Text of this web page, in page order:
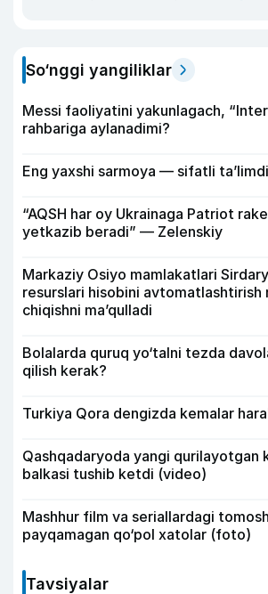
So‘nggi yangiliklar
Messi faoliyatini yakunlagach,
rahbariga aylanadimi?
Eng yaxshi sarmoya — sifatli
“AQSH har oy Ukrainaga Patriot
yetkazib beradi” — Zelenskiy
Markaziy Osiyo mamlakatlari
resurslari hisobini avtomatlashtirish
chiqishni ma’qulladi
Bolalarda quruq yo‘talni tezda
qilish kerak?
Turkiya Qora dengizda kemalar
Qashqadaryoda yangi qurilayotgan
balkasi tushib ketdi (video)
Mashhur film va seriallardagi
payqamagan qo‘pol xatolar (foto)
Tavsiyalar